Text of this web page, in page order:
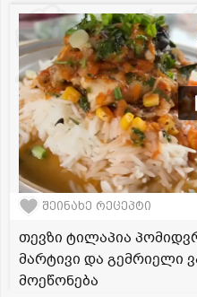
შეინახე რეცეპტი
თევზი ტილაპია
მარტივი და გემრიელი
მოეწონება